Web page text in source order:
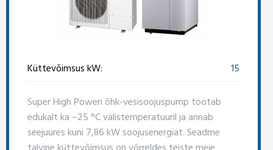
Küttevõimsus kW: 15
Super High Poweri õhk-vesisoojuspump töötab
edukalt ka –25 °C välistemperatuuril ja annab
seejuures kuni 7,86 kW soojusenergiat. Seadme
talvine küttevõimsus on võrreldes teiste meie